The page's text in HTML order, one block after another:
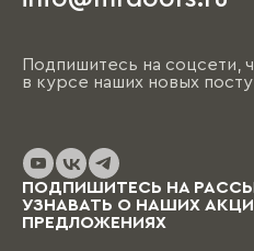
Подпишитесь на соцсети,
в курсе наших новых
ПОДПИШИТЕСЬ НА
УЗНАВАТЬ О НАШИХ
ПРЕДЛОЖЕНИЯХ